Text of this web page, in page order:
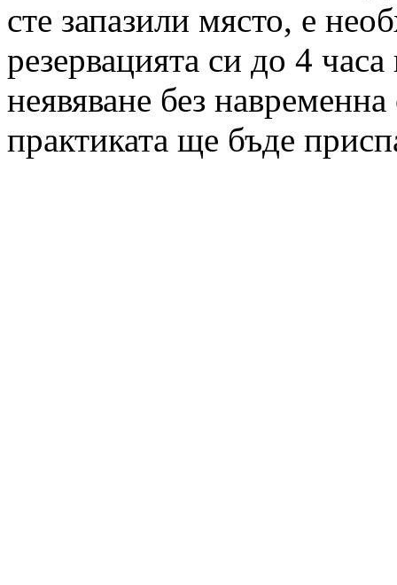
сте запазили място, е
резервацията си до 4
неявяване без
практиката ще бъде